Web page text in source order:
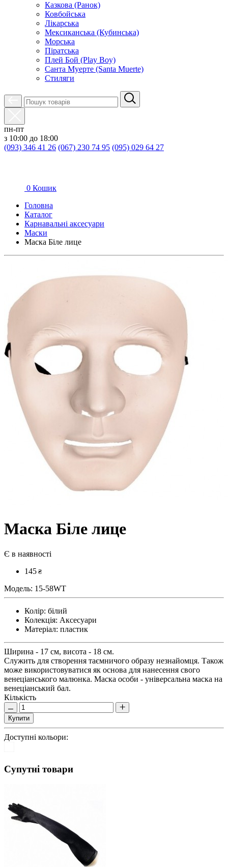
Казкова (Ранок)
Ковбойська
Лікарська
Мексиканська (Кубинська)
Морська
Піратська
Плей Бой (Play Boy)
Санта Муерте (Santa Muerte)
Стиляги
пн-пт
з 10:00 до 18:00
(093) 346 41 26 (067) 230 74 95 (095) 029 64 27
0 Кошик
Головна
Каталог
Карнавальні аксесуари
Маски
Маска Біле лице
Маска Біле лице
Є в наявності
145 ₴
Модель: 15-58WT
Колір: білий
Колекція: Аксесуари
Матеріал: пластик
Ширина - 17 см, висота - 18 см.
Служить для створення таємничого образу незнайомця. Також
може використовуватися як основа для нанесення свого
венеціанського малюнка. Маска особи - універсальна маска на
венеціанський бал.
Кількість
Купити
Доступні кольори:
Супутні товари